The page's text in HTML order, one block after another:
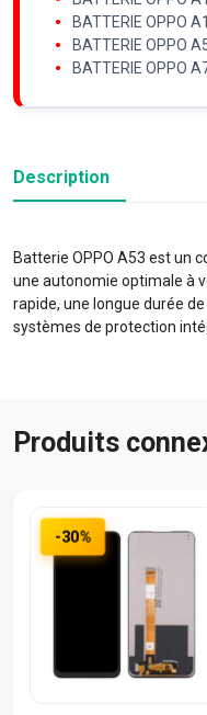
BATTERIE OPPO
BATTERIE OPPO
BATTERIE OPPO
Description
Batterie OPPO A53 est un
une autonomie optimale à
rapide, une longue durée
systèmes de protection
Produits
-30%